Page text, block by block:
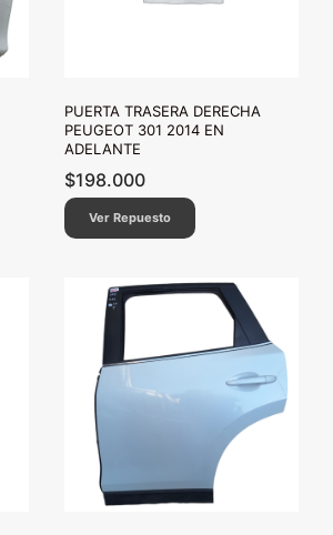
PUERTA TRASERA DERECHA
PEUGEOT 301 2014 EN
ADELANTE
$198.000
Ver Repuesto